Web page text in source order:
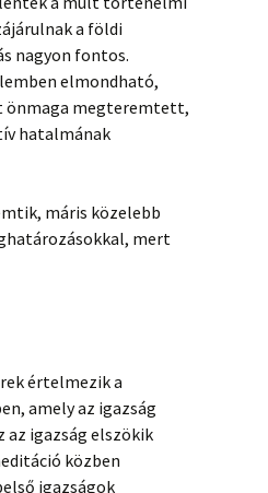
a földi
nagyon fontos.
elmondható,
önmaga megteremtett,
hatalmának
máris közelebb
mert
értelmezik a
amely az igazság
az igazság elszökik
közben
igazságok